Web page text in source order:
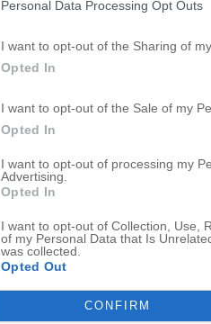
Personal Data Processing Opt Outs
I want to opt-out of the Sharing of
Opted In
I want to opt-out of the Sale of my
Opted In
I want to opt-out of processing my
Advertising.
Opted In
I want to opt-out of Collection, Use,
of my Personal Data that Is
was collected.
Opted Out
CONFIRM
dina två
HÄR HAR
1. LÄNK
– 7.LÄNK
Men alla